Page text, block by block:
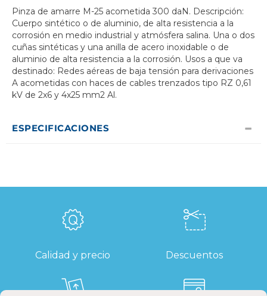
Pinza de amarre M-25 acometida 300 daN. Descripción:
Cuerpo sintético o de aluminio, de alta resistencia a la
corrosión en medio industrial y atmósfera salina. Una o dos
cuñas sintéticas y una anilla de acero inoxidable o de
aluminio de alta resistencia a la corrosión. Usos a que va
destinado: Redes aéreas de baja tensión para derivaciones
A acometidas con haces de cables trenzados tipo RZ 0,61
kV de 2x6 y 4x25 mm2 Al.
ESPECIFICACIONES
Calidad y precio Descuentos